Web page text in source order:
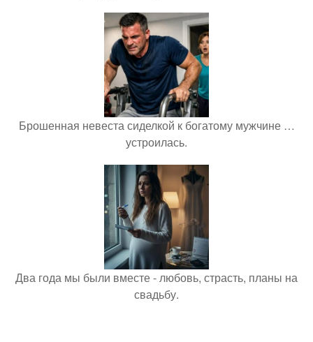
Брошенная невеста сиделкой к богатому мужчине …
устроилась.
Два года мы были вместе - любовь, страсть, планы на
свадьбу.